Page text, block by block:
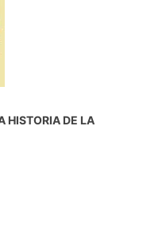
HISTORIA DE LA